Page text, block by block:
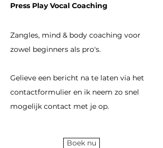
Press Play Vocal Coaching
Zangles, mind & body coaching voor
zowel beginners als pro's.
Gelieve een bericht na te laten via het
contactformulier en ik neem zo snel
mogelijk contact met je op.
Boek nu